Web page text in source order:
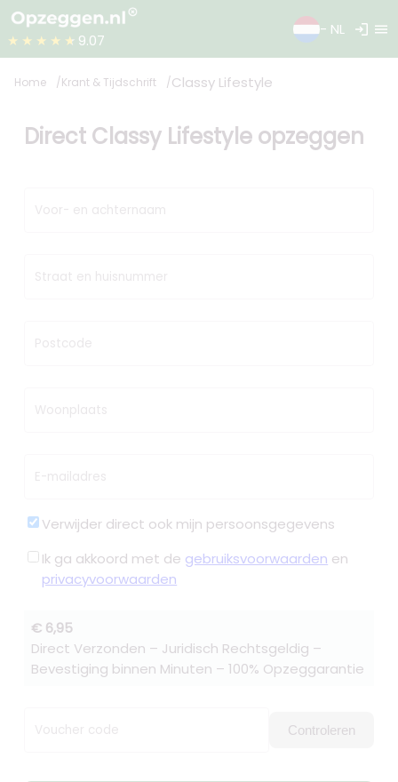
★★★★★ 9.07
- NL login menu
Home Krant & Tijdschrift Classy Lifestyle
Direct Classy Lifestyle opzeggen
Voor- en achternaam
Straat en huisnummer
Postcode
Woonplaats
E-mailadres
Verwijder direct ook mijn persoonsgegevens
Ik ga akkoord met de gebruiksvoorwaarden en
privacyvoorwaarden
€ 6,95
Direct Verzonden – Juridisch Rechtsgeldig –
Bevestiging binnen Minuten – 100% Opzeggarantie
Voucher code Controleren